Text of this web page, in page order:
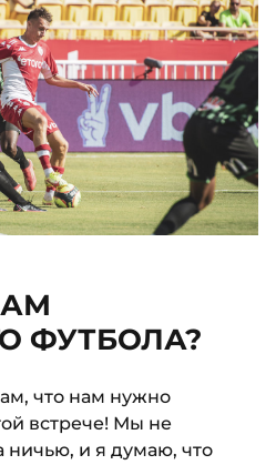
ФУТБОЛА?
что нам нужно
встрече! Мы не
ничью, и я думаю, что